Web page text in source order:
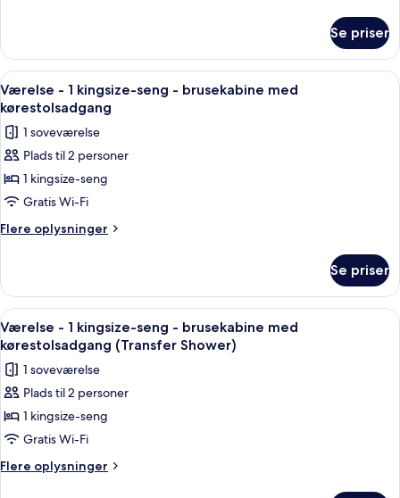
tilpasset
personer
med
nedsat
hørelse
(Accessible
Bathtub)
-
kingsize-
seng
tilpasset
personer
nedsat
hørelse
Bathtub)
Se priser
Indlæs
alle
billeder
af
Værelse
-
1
kingsize-
brusekabine
med
kørestolsadgang
Et hotelværelse med en stor seng,
7
Værelse - 1 kingsize-seng - brusekabine med
kørestolsadgang
1 soveværelse
Plads til 2 personer
1 kingsize-seng
Gratis Wi-Fi
Flere oplysninger
Flere
-
kingsize-
seng
brusekabine
med
kørestolsadgang
Se priser
Indlæs
alle
billeder
af
Værelse
-
1
kingsize-
Et hotelværelse med en stor seng,
7
Værelse - 1 kingsize-seng - brusekabine med
kørestolsadgang (Transfer Shower)
1 soveværelse
Plads til 2 personer
1 kingsize-seng
Gratis Wi-Fi
Flere oplysninger
Flere